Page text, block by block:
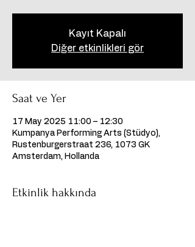
Kayıt Kapalı
Diğer etkinlikleri gör
Saat ve Yer
17 May 2025 11:00 – 12:30
Kumpanya Performing Arts (Stüdyo),
Rustenburgerstraat 236, 1073 GK
Amsterdam, Hollanda
Etkinlik hakkında